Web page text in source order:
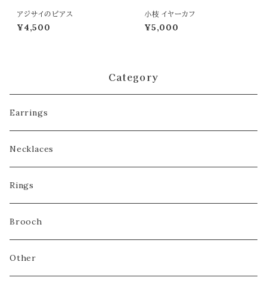
アジサイのピアス
¥4,500
小枝 イヤーカフ
¥5,000
Category
Earrings
Necklaces
Rings
Brooch
Other